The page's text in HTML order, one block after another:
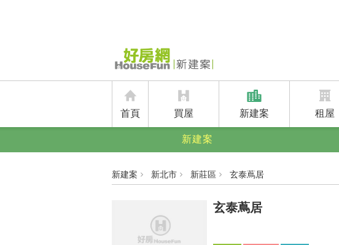
首頁 買屋 新建案 租屋
新建案
新建案 新北市 新莊區 玄泰蔦居
玄泰蔦居